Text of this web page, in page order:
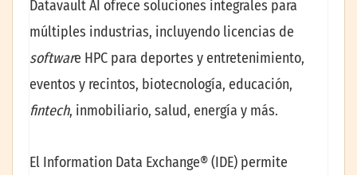
Datavault AI ofrece soluciones integrales para
múltiples industrias, incluyendo licencias de
software HPC para deportes y entretenimiento,
eventos y recintos, biotecnología, educación,
fintech, inmobiliario, salud, energía y más.
El Information Data Exchange® (IDE) permite